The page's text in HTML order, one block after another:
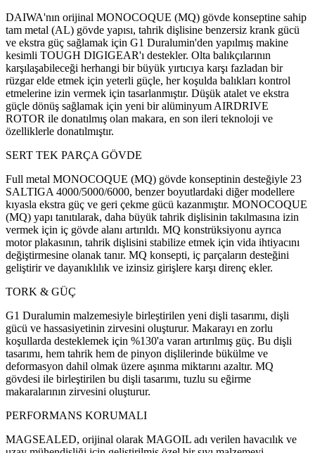
DAIWA'nın orijinal MONOCOQUE (MQ) gövde konseptine sahip
tam metal (AL) gövde yapısı, tahrik dişlisine benzersiz krank gücü
ve ekstra güç sağlamak için G1 Duralumin'den yapılmış makine
kesimli TOUGH DIGIGEAR'ı destekler. Olta balıkçılarının
karşılaşabileceği herhangi bir büyük yırtıcıya karşı fazladan bir
rüzgar elde etmek için yeterli güçle, her koşulda balıkları kontrol
etmelerine izin vermek için tasarlanmıştır. Düşük atalet ve ekstra
güçle dönüş sağlamak için yeni bir alüminyum AIRDRIVE
ROTOR ile donatılmış olan makara, en son ileri teknoloji ve
özelliklerle donatılmıştır.
SERT TEK PARÇA GÖVDE
Full metal MONOCOQUE (MQ) gövde konseptinin desteğiyle 23
SALTIGA 4000/5000/6000, benzer boyutlardaki diğer modellere
kıyasla ekstra güç ve geri çekme gücü kazanmıştır. MONOCOQUE
(MQ) yapı tanıtılarak, daha büyük tahrik dişlisinin takılmasına izin
vermek için iç gövde alanı artırıldı. MQ konstrüksiyonu ayrıca
motor plakasının, tahrik dişlisini stabilize etmek için vida ihtiyacını
değiştirmesine olanak tanır. MQ konsepti, iç parçaların desteğini
geliştirir ve dayanıklılık ve izinsiz girişlere karşı direnç ekler.
TORK & GÜÇ
G1 Duralumin malzemesiyle birleştirilen yeni dişli tasarımı, dişli
gücü ve hassasiyetinin zirvesini oluşturur. Makarayı en zorlu
koşullarda desteklemek için %130'a varan artırılmış güç. Bu dişli
tasarımı, hem tahrik hem de pinyon dişlilerinde bükülme ve
deformasyon dahil olmak üzere aşınma miktarını azaltır. MQ
gövdesi ile birleştirilen bu dişli tasarımı, tuzlu su eğirme
makaralarının zirvesini oluşturur.
PERFORMANS KORUMALI
MAGSEALED, orijinal olarak MAGOIL adı verilen havacılık ve